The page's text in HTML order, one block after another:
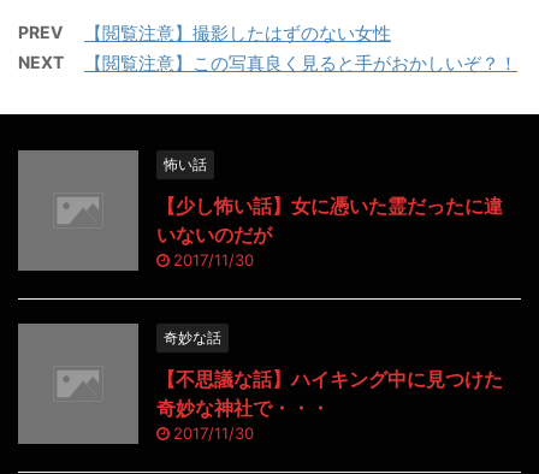
PREV 【閲覧注意】撮影したはずのない女性
NEXT 【閲覧注意】この写真良く見ると手がおかしいぞ？！
怖い話
【少し怖い話】女に憑いた霊だったに違
いないのだが
2017/11/30
奇妙な話
【不思議な話】ハイキング中に見つけた
奇妙な神社で・・・
2017/11/30